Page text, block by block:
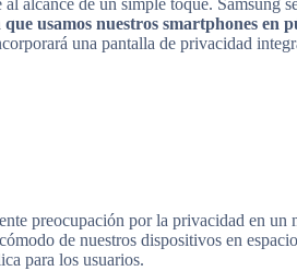
alcance de un simple toque. Samsung
usamos nuestros smartphones en
una pantalla de privacidad
preocupación por la privacidad en
de nuestros dispositivos en
para los usuarios.